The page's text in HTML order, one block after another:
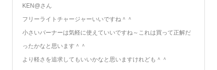
KEN@さん
フリーライトチャージャーいいですね＾＾
小さいバーナーは気軽に使えていいですね～これは買って正解だ
ったかなと思います＾＾
より軽さを追求してもいいかなと思いますけれども＾＾